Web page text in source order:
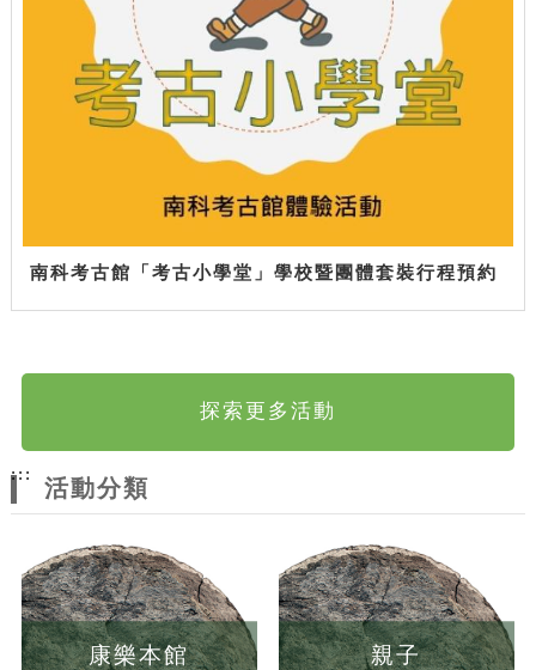
南科考古館「考古小學堂」學校暨團體套裝行程預約
探索更多活動
:::
活動分類
康樂本館 親子